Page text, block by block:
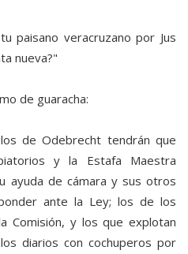
paisano veracruzano por Jus
nueva?"
de guaracha:
de Odebrecht tendrán que
y la Estafa Maestra
ayuda de cámara y sus otros
ante la Ley; los de los
Comisión, y los que explotan
diarios con cochuperos por